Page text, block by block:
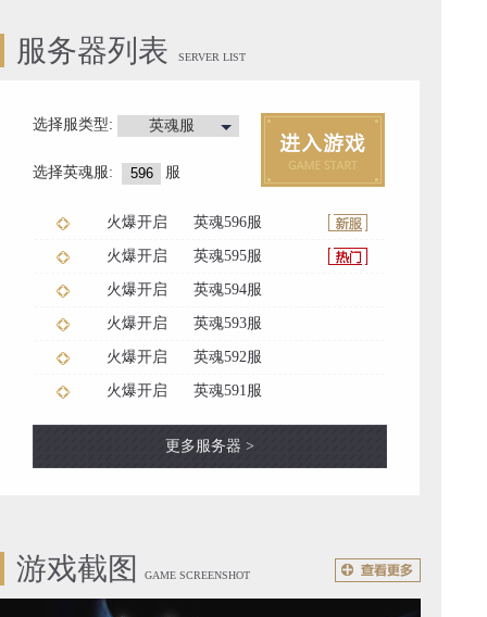
服务器列表 SERVER LIST
选择服类型: 英魂服
选择英魂服: 服
火爆开启 英魂596服
火爆开启 英魂595服
火爆开启 英魂594服
火爆开启 英魂593服
火爆开启 英魂592服
火爆开启 英魂591服
更多服务器 >
游戏截图 GAME SCREENSHOT